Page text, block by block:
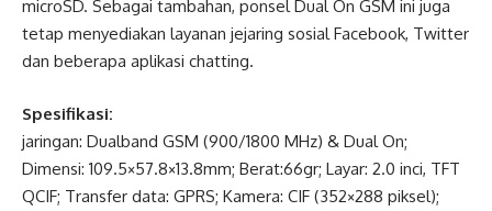
microSD. Sebagai tambahan, ponsel Dual On GSM ini juga
tetap menyediakan layanan jejaring sosial Facebook, Twitter
dan beberapa aplikasi chatting.
Spesifikasi:
jaringan: Dualband GSM (900/1800 MHz) & Dual On;
Dimensi: 109.5×57.8×13.8mm; Berat:66gr; Layar: 2.0 inci, TFT
QCIF; Transfer data: GPRS; Kamera: CIF (352×288 piksel);